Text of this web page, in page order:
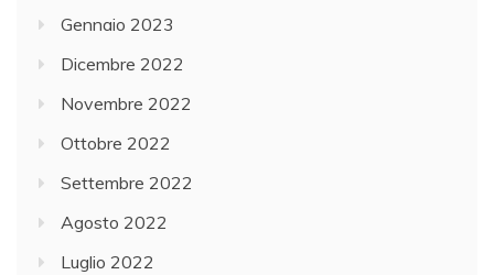
Gennaio 2023
Dicembre 2022
Novembre 2022
Ottobre 2022
Settembre 2022
Agosto 2022
Luglio 2022